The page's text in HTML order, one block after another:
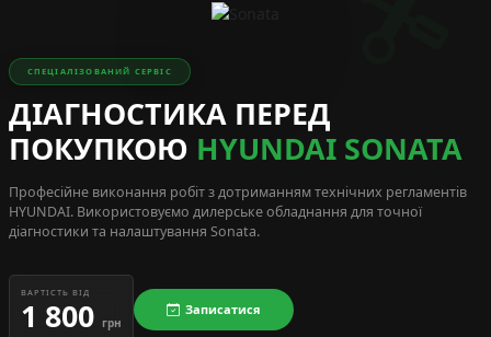
СПЕЦІАЛІЗОВАНИЙ СЕРВІС
ДІАГНОСТИКА ПЕРЕД
ПОКУПКОЮ HYUNDAI SONATA
Професійне виконання робіт з дотриманням технічних регламентів
HYUNDAI. Використовуємо дилерське обладнання для точної
діагностики та налаштування Sonata.
ВАРТІСТЬ ВІД
1 800 грн
Записатися